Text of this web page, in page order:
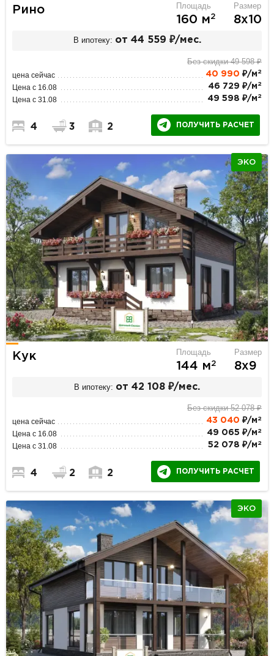
Рино Площадь
160 м2
Размер
8х10
В ипотеку: от 44 559 ₽/мес.
Без скидки 49 598 ₽
цена сейчас 40 990 ₽/м 2
Цена с 16.08 46 729 ₽/м 2
Цена с 31.08 49 598 ₽/м 2
4 3 2 ПОЛУЧИТЬ РАСЧЕТ
ЭКО
Кук Площадь
144 м2
Размер
8х9
В ипотеку: от 42 108 ₽/мес.
Без скидки 52 078 ₽
цена сейчас 43 040 ₽/м 2
Цена с 16.08 49 065 ₽/м 2
Цена с 31.08 52 078 ₽/м 2
4 2 2 ПОЛУЧИТЬ РАСЧЕТ
ЭКО